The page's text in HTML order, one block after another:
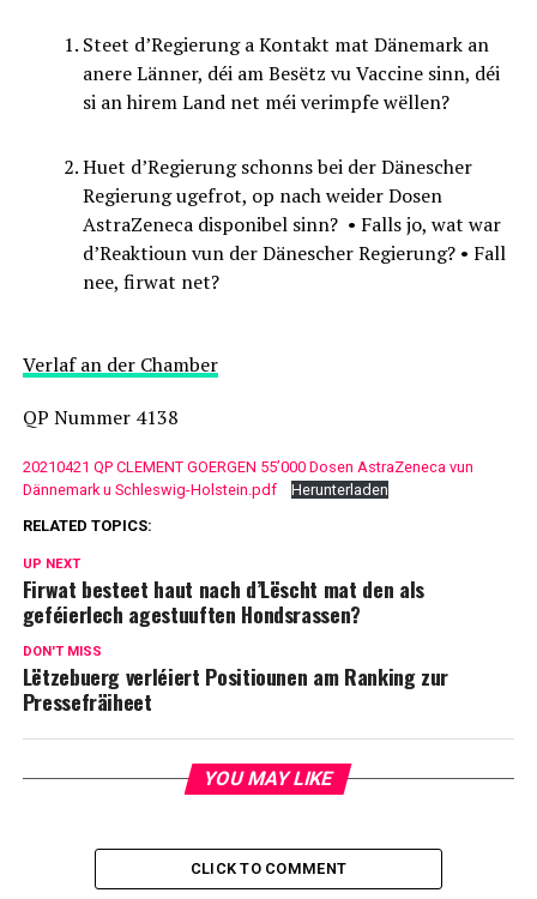
Steet d’Regierung a Kontakt mat Dänemark an
anere Länner, déi am Besëtz vu Vaccine sinn, déi
si an hirem Land net méi verimpfe wëllen?
Huet d’Regierung schonns bei der Dänescher
Regierung ugefrot, op nach weider Dosen
AstraZeneca disponibel sinn? • Falls jo, wat war
d’Reaktioun vun der Dänescher Regierung? • Fall
nee, firwat net?
Verlaf an der Chamber
QP Nummer 4138
20210421 QP CLEMENT GOERGEN 55’000 Dosen AstraZeneca vun
Dännemark u Schleswig-Holstein.pdf
Herunterladen
RELATED TOPICS:
UP NEXT
Firwat besteet haut nach d’Lëscht mat den als
geféierlech agestuuften Hondsrassen?
DON'T MISS
Lëtzebuerg verléiert Positiounen am Ranking zur
Pressefräiheet
YOU MAY LIKE
CLICK TO COMMENT